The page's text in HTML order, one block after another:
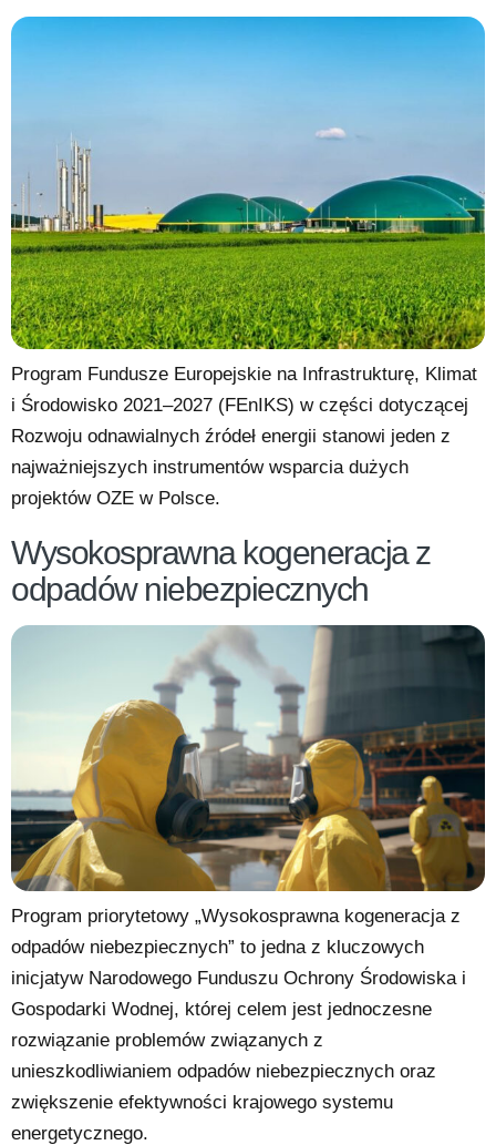
Program Fundusze Europejskie na Infrastrukturę, Klimat
i Środowisko 2021–2027 (FEnIKS) w części dotyczącej
Rozwoju odnawialnych źródeł energii stanowi jeden z
najważniejszych instrumentów wsparcia dużych
projektów OZE w Polsce.
Wysokosprawna kogeneracja z
odpadów niebezpiecznych
Program priorytetowy „Wysokosprawna kogeneracja z
odpadów niebezpiecznych” to jedna z kluczowych
inicjatyw Narodowego Funduszu Ochrony Środowiska i
Gospodarki Wodnej, której celem jest jednoczesne
rozwiązanie problemów związanych z
unieszkodliwianiem odpadów niebezpiecznych oraz
zwiększenie efektywności krajowego systemu
energetycznego.